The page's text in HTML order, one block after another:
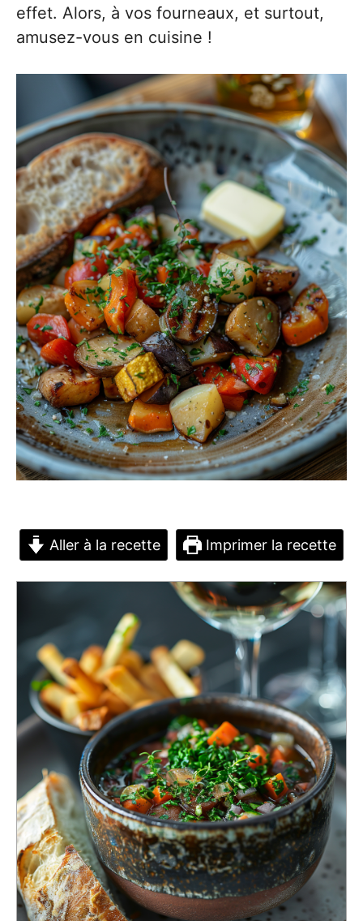
effet. Alors, à vos fourneaux, et surtout,
amusez-vous en cuisine !
Aller à la recette Imprimer la recette